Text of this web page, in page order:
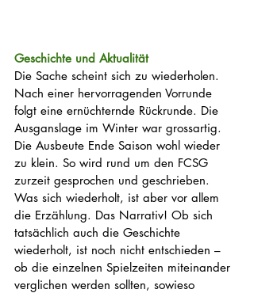
Geschichte und Aktualität
Die Sache scheint sich zu wiederholen.
Nach einer hervorragenden Vorrunde
folgt eine ernüchternde Rückrunde. Die
Ausganslage im Winter war grossartig.
Die Ausbeute Ende Saison wohl wieder
zu klein. So wird rund um den FCSG
zurzeit gesprochen und geschrieben.
Was sich wiederholt, ist aber vor allem
die Erzählung. Das Narrativ! Ob sich
tatsächlich auch die Geschichte
wiederholt, ist noch nicht entschieden –
ob die einzelnen Spielzeiten miteinander
verglichen werden sollten, sowieso